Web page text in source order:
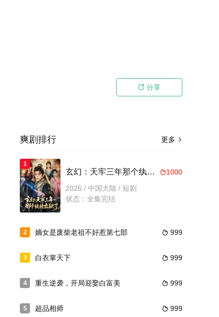
 分享
更多 
爽剧排行
1
1000
玄幻：天牢三年那个纨绔出狱了
2026 / 中国大陆 / 短剧
状态：全集完结
2  999
嫡女是废柴老祖不好惹第七部
3  999
白衣掌天下
4  999
重生逆袭，开局迎娶白富美
5  999
超品相师